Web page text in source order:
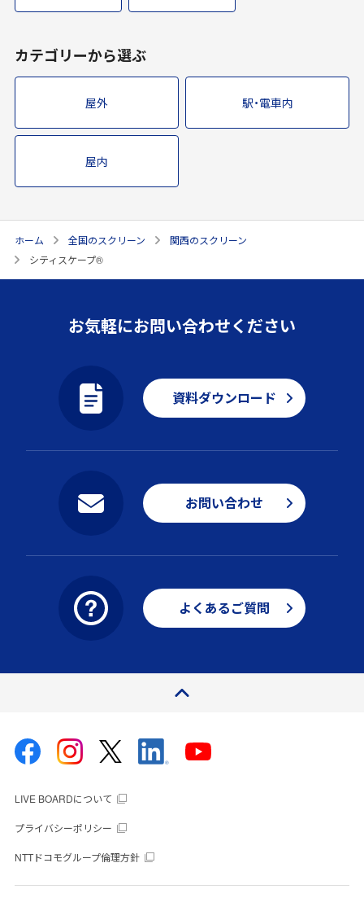
カテゴリーから選ぶ
屋外 駅・電車内
屋内
ホーム 全国のスクリーン
関西のスクリーン
シティスケープ®
お気軽にお問い合わせください
資料ダウンロード
お問い合わせ
よくあるご質問
LIVE BOARDについて
プライバシーポリシー
NTTドコモグループ倫理方針